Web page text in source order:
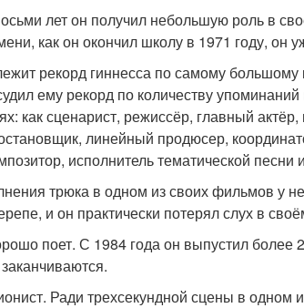
лет он получил небольшую роль в
как он окончил школу в 1971 году, он
рекорд гиннесса по самому большому
ему рекорд по количеству
как сценарист, режиссёр, главный
линейный продюсер,
исполнитель тематической
трюка в одном из своих фильмов у
и он практически потерял слух в
поет. С 1984 года он выпустил
Ради трехсекундной сцены в одном